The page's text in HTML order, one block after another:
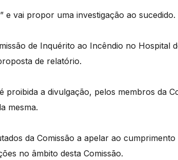
e vai propor uma investigação ao sucedido.
de Inquérito ao Incêndio no Hospital
de relatório.
a divulgação, pelos membros da
mesma.
da Comissão a apelar ao cumprimento
no âmbito desta Comissão.